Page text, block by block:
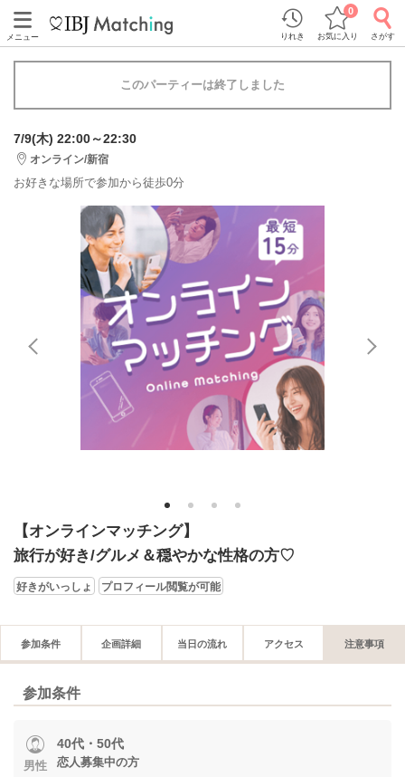
メニュー りれき お気に入り
0
さがす
このパーティーは終了しました
7/9(木) 22:00～22:30
オンライン/新宿
お好きな場所で参加から徒歩0分
1 2 3 4
【オンラインマッチング】
旅行が好き/グルメ＆穏やかな性格の方♡
好きがいっしょ プロフィール閲覧が可能
参加条件 企画詳細 当日の流れ アクセス 注意事項
参加条件
男性
40代・50代
恋人募集中の方